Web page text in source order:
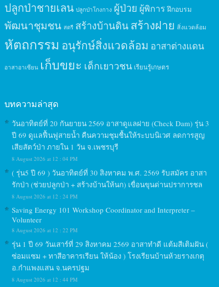
ปลูกป่าชายเลน ปลูกป่าโกงกาง ผู้ป่วย ผู้พิการ ฝึกอบรม
พัฒนาชุมชน สตรี สร้างบ้านดินสร้างฝาย สิ่งแวดล้อม
หัตถกรรม อนุรักษ์สิ่งแวดล้อม อาสาต่างแดน
อาสาอาเซียน เก็บขยะ เด็กเยาวชน เรียนรู้เกษตร
บทความล่าสุด
วันอาทิตย์ที่ 20 กันยายน 2569 อาสาดูแลฝาย (Check Dam) รุ่น 3
ปี 69 ดูแลฟื้นฟูสายน้ำ คืนความชุมชื้นให้ระบบนิเวศ ลดการสูญ
เสียสัตว์ป่า ภายใน 1 วัน จ.เพชรบุรี
8 August 2026 at 12 : 04 PM
( รุ่น5 ปี 69 ) วันอาทิตย์ที่ 30 สิงหาคม พ.ศ. 2569 รับสมัคร อาสา
รักป่า (ช่วยปลูกป่า + สร้างบ้านให้นก) เขื่อนขุนด่านปราการชล
8 August 2026 at 12 : 24 PM
Saving Energy 101 Workshop Coordinator and Interpreter –
Volunteer
8 August 2026 at 12 : 22 PM
รุ่น 1 ปี 69 วันเสาร์ที่ 29 สิงหาคม 2569 อาสาทำดี แต้มสีเติมฝัน (
ซ่อมแซม + ทาสีอาคารเรียน ให้น้อง ) โรงเรียนบ้านห้วยรางเกตุ
อ.กำแพงแสน จ.นครปฐม
8 August 2026 at 12 : 44 PM